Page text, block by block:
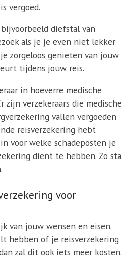
vergoed.
diefstal van
als je je even niet lekker
zorgeloos genieten van jouw
tijdens jouw reis.
in hoeverre medische
zijn verzekeraars die medische
vallen vergoeden
reisverzekering hebt
voor welke schadeposten je
dient te hebben. Zo sta
voor
van jouw wensen en eisen.
hebben of je reisverzekering
zal dit ook iets meer kosten.